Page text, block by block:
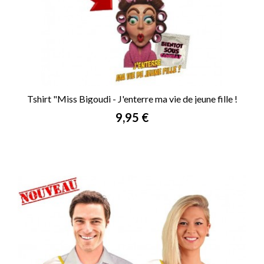
Tshirt "Miss Bigoudi - J'enterre ma vie de jeune fille !
Prix
9,95 €